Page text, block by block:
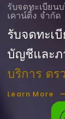
รับจดทะเบียน
เคาน์ติ้ง จำกัด
รับจดทะเ
บัญชีและภ
บริการ ต
Learn More